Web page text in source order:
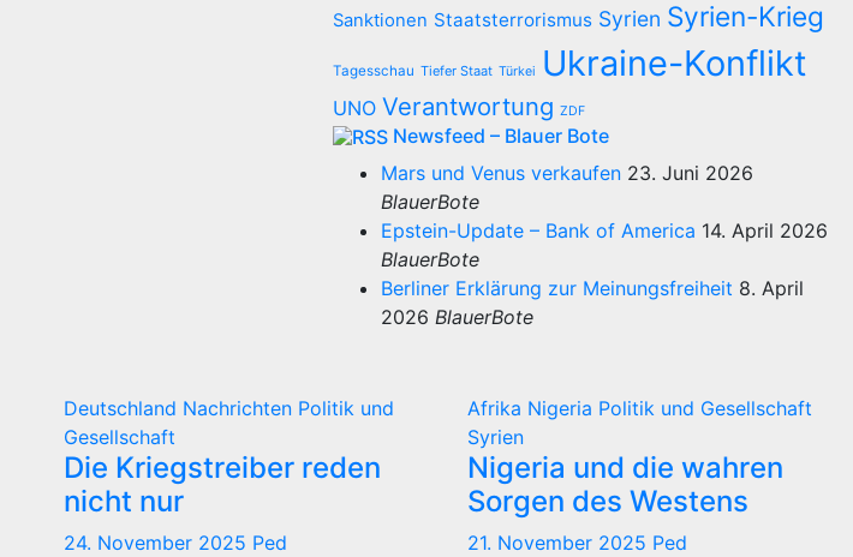
Sanktionen Staatsterrorismus Syrien Syrien-Krieg
Tagesschau Tiefer Staat Türkei Ukraine-Konflikt
UNO Verantwortung ZDF
Newsfeed – Blauer Bote
Mars und Venus verkaufen 23. Juni 2026
BlauerBote
Epstein-Update – Bank of America 14. April 2026
BlauerBote
Berliner Erklärung zur Meinungsfreiheit 8. April
2026 BlauerBote
Deutschland Nachrichten Politik und
Gesellschaft
Die Kriegstreiber reden
nicht nur
24. November 2025 Ped
Afrika Nigeria Politik und Gesellschaft
Syrien
Nigeria und die wahren
Sorgen des Westens
21. November 2025 Ped